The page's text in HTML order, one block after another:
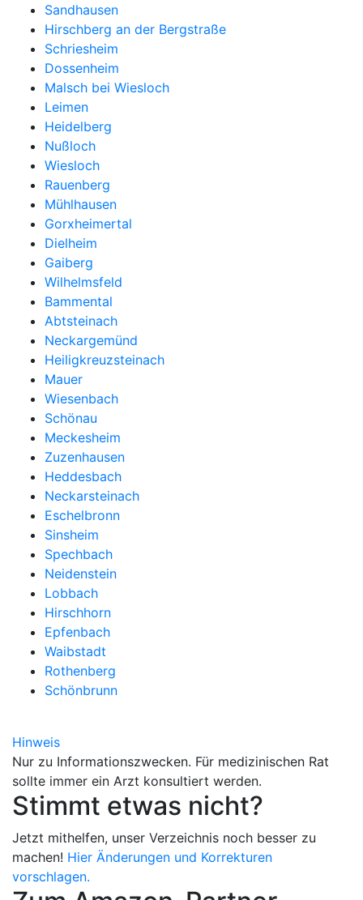
Sandhausen
Hirschberg an der Bergstraße
Schriesheim
Dossenheim
Malsch bei Wiesloch
Leimen
Heidelberg
Nußloch
Wiesloch
Rauenberg
Mühlhausen
Gorxheimertal
Dielheim
Gaiberg
Wilhelmsfeld
Bammental
Abtsteinach
Neckargemünd
Heiligkreuzsteinach
Mauer
Wiesenbach
Schönau
Meckesheim
Zuzenhausen
Heddesbach
Neckarsteinach
Eschelbronn
Sinsheim
Spechbach
Neidenstein
Lobbach
Hirschhorn
Epfenbach
Waibstadt
Rothenberg
Schönbrunn
Hinweis
Nur zu Informationszwecken. Für medizinischen Rat
sollte immer ein Arzt konsultiert werden.
Stimmt etwas nicht?
Jetzt mithelfen, unser Verzeichnis noch besser zu
machen! Hier Änderungen und Korrekturen
vorschlagen.